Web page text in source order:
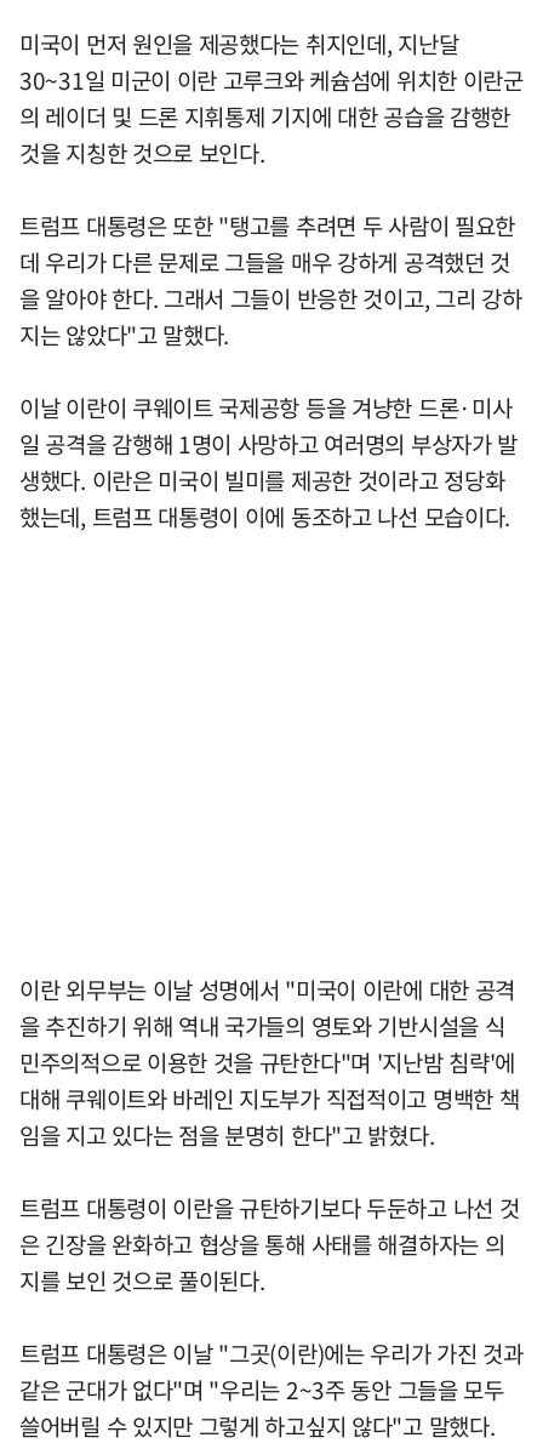
미국이 먼저 원인을 제공했다는 취지인데, 지난달
30~31일 미군이 이란 고루크와 케슘섬에 위치한 이란군
의 레이더 및 드론 지휘통제 기지에 대한 공습을 감행한
것을 지칭한 것으로 보인다.
트럼프 대통령은 또한 "탱고를 추려면 두 사람이 필요한
데 우리가 다른 문제로 그들을 매우 강하게 공격했던 것
을 알아야 한다. 그래서 그들이 반응한 것이고, 그리 강하
지는 않았다"고 말했다.
이날 이란이 쿠웨이트 국제공항 등을 겨냥한 드론·미사
일 공격을 감행해 1명이 사망하고 여러명의 부상자가 발
생했다. 이란은 미국이 빌미를 제공한 것이라고 정당화
했는데, 트럼프 대통령이 이에 동조하고 나선 모습이다.
이란 외무부는 이날 성명에서 "미국이 이란에 대한 공격
을 추진하기 위해 역내 국가들의 영토와 기반시설을 식
민주의적으로 이용한 것을 규탄한다"며 '지난밤 침략'에
대해 쿠웨이트와 바레인 지도부가 직접적이고 명백한 책
임을 지고 있다는 점을 분명히 한다"고 밝혔다.
트럼프 대통령이 이란을 규탄하기보다 두둔하고 나선 것
은 긴장을 완화하고 협상을 통해 사태를 해결하자는 의
지를 보인 것으로 풀이된다.
트럼프 대통령은 이날 "그곳(이란)에는 우리가 가진 것과
같은 군대가 없다"며 "우리는 2~3주 동안 그들을 모두
쓸어버릴 수 있지만 그렇게 하고싶지 않다"고 말했다.